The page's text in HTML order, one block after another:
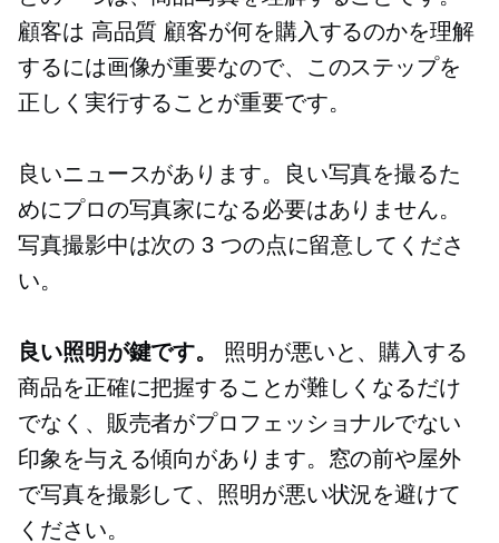
顧客は 高品質 顧客が何を購入するのかを理解
するには画像が重要なので、このステップを
正しく実行することが重要です。
良いニュースがあります。良い写真を撮るた
めにプロの写真家になる必要はありません。
写真撮影中は次の 3 つの点に留意してくださ
い。
良い照明が鍵です。 照明が悪いと、購入する
商品を正確に把握することが難しくなるだけ
でなく、販売者がプロフェッショナルでない
印象を与える傾向があります。窓の前や屋外
で写真を撮影して、照明が悪い状況を避けて
ください。